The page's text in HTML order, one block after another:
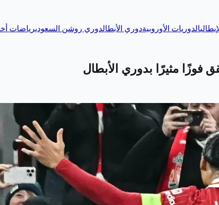
الدوريات الأوروبيةدوري الأبطالدوري روشن السعوديرياضات
فوزًا مثيرًا بدوري الأبطال